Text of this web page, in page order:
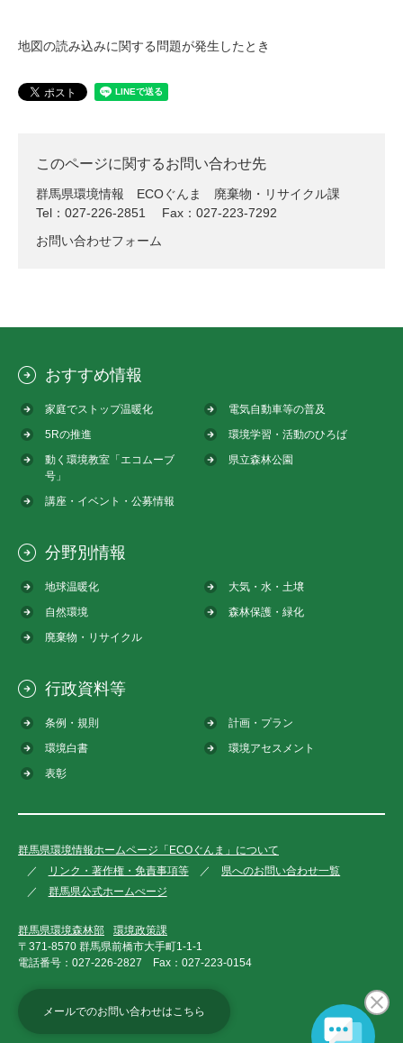
地図の読み込みに関する問題が発生したとき
このページに関するお問い合わせ先
群馬県環境情報 ECOぐんま
廃棄物・リサイクル課
Tel：027-226-2851
Fax：027-223-7292
お問い合わせフォーム
おすすめ情報
家庭でストップ温暖化
電気自動車等の普及
5Rの推進
環境学習・活動のひろば
動く環境教室「エコムーブ
号」
県立森林公園
講座・イベント・公募情報
分野別情報
地球温暖化
大気・水・土壌
自然環境
森林保護・緑化
廃棄物・リサイクル
行政資料等
条例・規則
計画・プラン
環境白書
環境アセスメント
表彰
群馬県環境情報ホームページ「ECOぐんま」について
リンク・著作権・免責事項等
県へのお問い合わせ一覧
群馬県公式ホームぺージ
群馬県環境森林部
環境政策課
〒371-8570 群馬県前橋市大手町1-1-1
電話番号： 027-226-2827 Fax： 027-223-0154
メールでのお問い合わせはこちら